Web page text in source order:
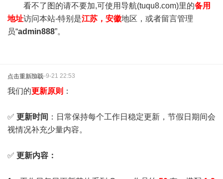
看不了图的请不要加,可使用导航(tuqu8.com)里的备用
地址访问本站-特别是江苏，安徽地区，或者留言管理
员“admin888”。
点击重新加载2025-9-21 22:53
我们的更新原则 ：
✅ 更新时间 ：日常保持每个工作日稳定更新，节假日期间会
视情况补充少量内容。
✅ 更新内容：